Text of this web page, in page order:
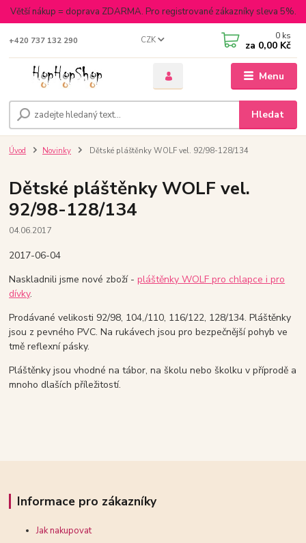
Větší nákup = doprava ZDARMA. Pro registrované zákazníky sleva 5%.
Menu
CZK
Hledat
+420 737 132 290 0 ks
za 0,00 Kč
Úvod Novinky Dětské pláštěnky WOLF vel. 92/98-128/134
Dětské pláštěnky WOLF vel.
92/98-128/134
04.06.2017
2017-06-04
Naskladnili jsme nové zboží -pláštěnky WOLF pro chlapce i pro
dívky.
Prodávané velikosti 92/98, 104,/110, 116/122, 128/134. Pláštěnky
jsou z pevného PVC. Na rukávech jsou pro bezpečnější pohyb ve
tmě reflexní pásky.
Pláštěnky jsou vhodné na tábor, na školu nebo školku v příprodě a
mnoho dlaších příležitostí.
Informace pro zákazníky
Jak nakupovat